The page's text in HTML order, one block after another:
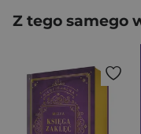
Z tego samego